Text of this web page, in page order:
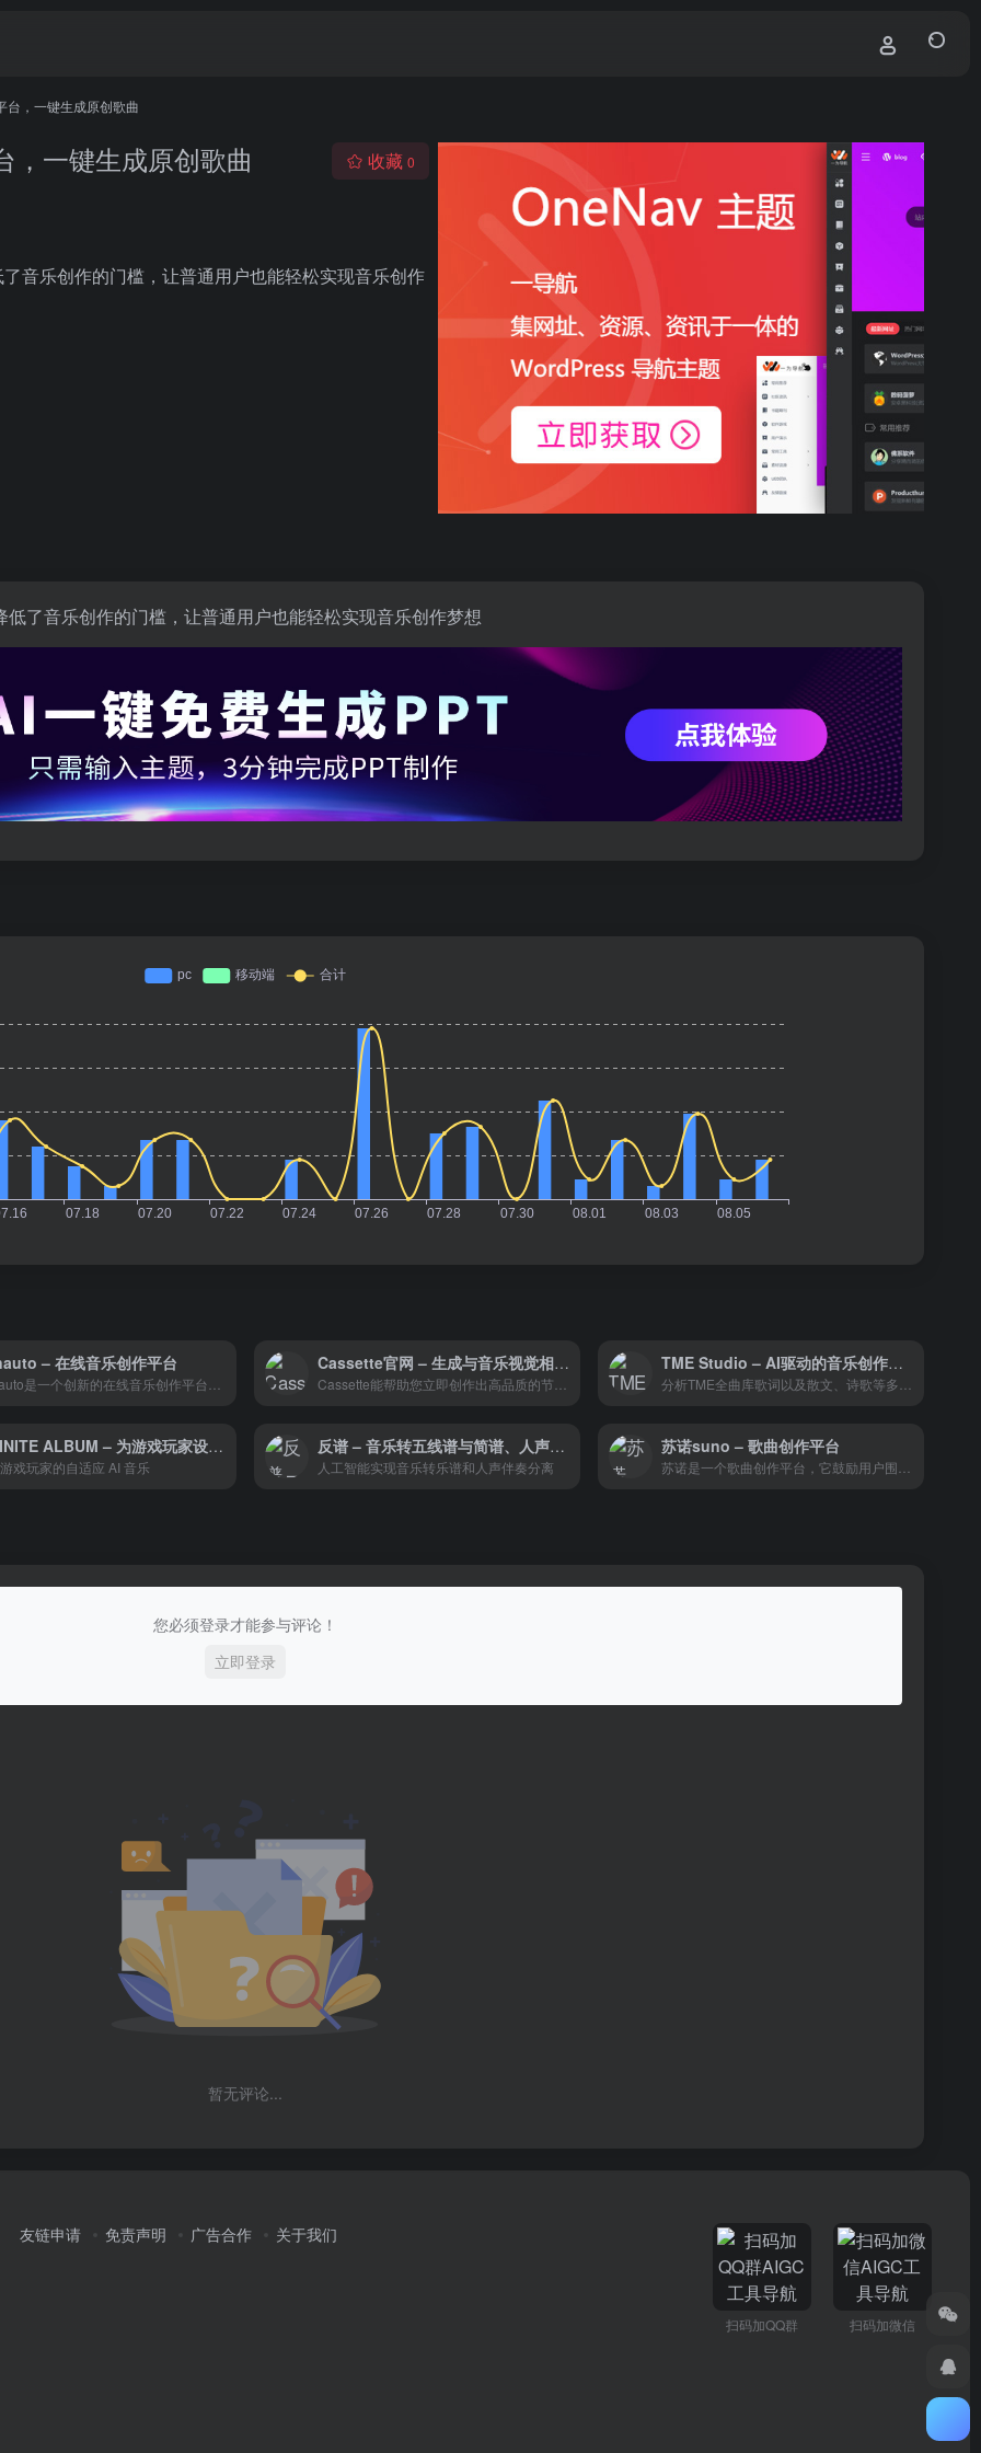
台，一键生成原创歌曲
，一键生成原创歌曲 收藏 0
音乐创作的门槛，让普通用户也能轻松实现音乐创作
了音乐创作的门槛，让普通用户也能轻松实现音乐创作梦想
– 在线音乐创作平台 Cassette官网 – 生成与音乐视觉相匹配的节拍和节奏 TME Studio – AI驱动的音乐创作和分析工具，旨在简化音乐制作流程
INFINITE ALBUM – 为游戏玩家设计的无限生成AI音乐平台
戏玩家的自适应 AI 音乐
反谱 – 音乐转五线谱与简谱、人声伴奏分离以及MIDI编辑创作导出下载
人工智能实现音乐转乐谱和人声伴奏分离
苏诺suno – 歌曲创作平台
您必须登录才能参与评论！
立即登录
暂无评论...
友链申请 免责声明 广告合作 关于我们
扫码加QQ群 扫码加微信